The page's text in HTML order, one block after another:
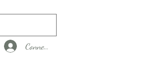
Connexion